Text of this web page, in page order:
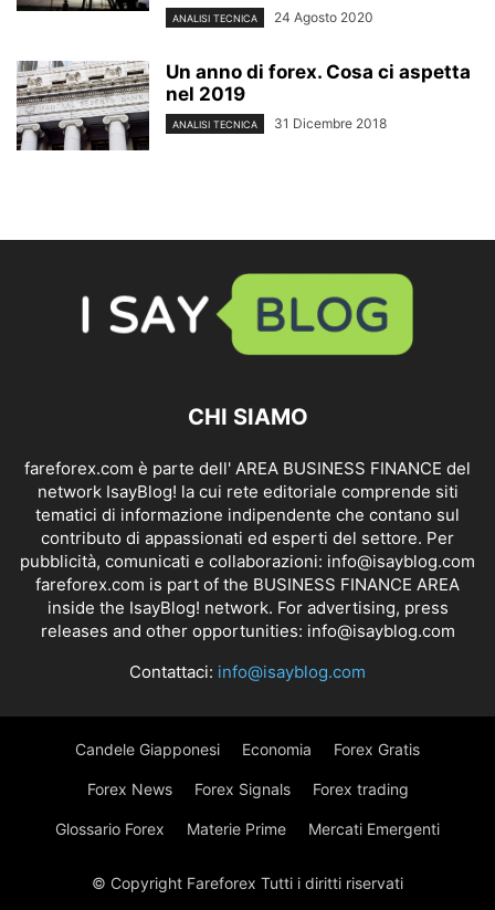
ANALISI TECNICA 24 Agosto 2020
Un anno di forex. Cosa ci aspetta
nel 2019
ANALISI TECNICA 31 Dicembre 2018
CHI SIAMO
fareforex.com è parte dell' AREA BUSINESS FINANCE del
network IsayBlog! la cui rete editoriale comprende siti
tematici di informazione indipendente che contano sul
contributo di appassionati ed esperti del settore. Per
pubblicità, comunicati e collaborazioni: info@isayblog.com
fareforex.com is part of the BUSINESS FINANCE AREA
inside the IsayBlog! network. For advertising, press
releases and other opportunities: info@isayblog.com
Contattaci: info@isayblog.com
Candele Giapponesi Economia Forex Gratis
Forex News Forex Signals Forex trading
Glossario Forex Materie Prime Mercati Emergenti
© Copyright Fareforex Tutti i diritti riservati